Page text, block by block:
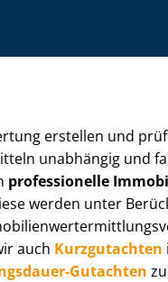
erstellen und
unabhängig und
professionelle
werden unter
auch Kurzgutachten
Gutachten